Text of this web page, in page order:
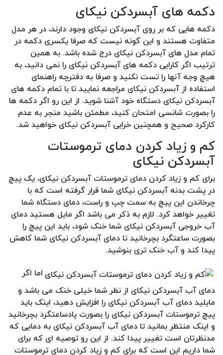
دکمه های آبسردکن نیکای
دکمه هایی که بر روی آبسردکن نیکای وجود دارند، در هر مدل
متفاوت هستند و این گونه نیست که صرفا یکسری دکمه در
تمام مدل های آبسردکن نیکای درج شده باشد. به همین
ترتیب اگر کارایی دکمه های آبسردکن نیکای را نمی دانید، به
هیچ وجه آنها را تست نکنید و صرفا به دفترچه راهنمای
استفاده از آبسردکن نیکای مراجعه نمایید تا با تمام دکمه های
آبسردکن نیکای دستگاه خود آشنا شوید. از این رو اگر دکمه ها
را بصورت شانسی امتحان کنید، مطمئن باشید منجر به عدم
کارکرد صحیح و همچنین خرابی آبسردکن نیکای خواهید شد.
کم و زیاد کردن دمای ترموستات
آبسردکن نیکای
برای کم و زیاد کردن دمای ترموستات آبسردکن نیکای، یک پیچ
در پشت بدنه آبسردکن نیکای شما قرار گرفته است که با
چرخاندن این پیچ به سمت چپ و راست، دمای دستگاه شما
تغییر خواهد کرد. لازم به ذکر می باشد اگر مایل هستید دمای
آب خروجی آبسردکن نیکای شما خنک شود، باید این پیچ را
بصورت ساعتگرد بچرخانید تا دمای آبسردکن نیکای شما کاهش
پیدا کند و آب خنک تری بنوشید.
اما اگر
دمای آب آبسردکن نیکای از نظر شما خیلی خنک می باشد و
مایلید دمای آب آبسردکن نیکای را افزایش دهید، اینک باید
پیچ ترموستات آبسردکن نیکای را بصورت پادساعتگرد بچرخانید
و اینک منتظر بمانید تا دمای آب آبسردکن نیکای به دمایی که
مدنظرتان است تغییر پیدا کند. از این رو توصیه ای که برای
شما داریم این است که برای کم و زیاد کردن دمای ترموستات